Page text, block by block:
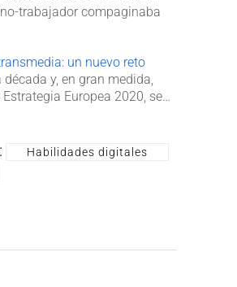
trabajador compaginaba
un nuevo reto
y, en gran medida,
Europea 2020, se…
Habilidades digitales